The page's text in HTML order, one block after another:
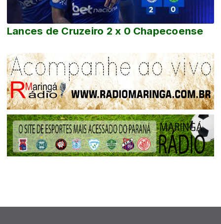
Lances de Cruzeiro 2 x 0 Chapecoense